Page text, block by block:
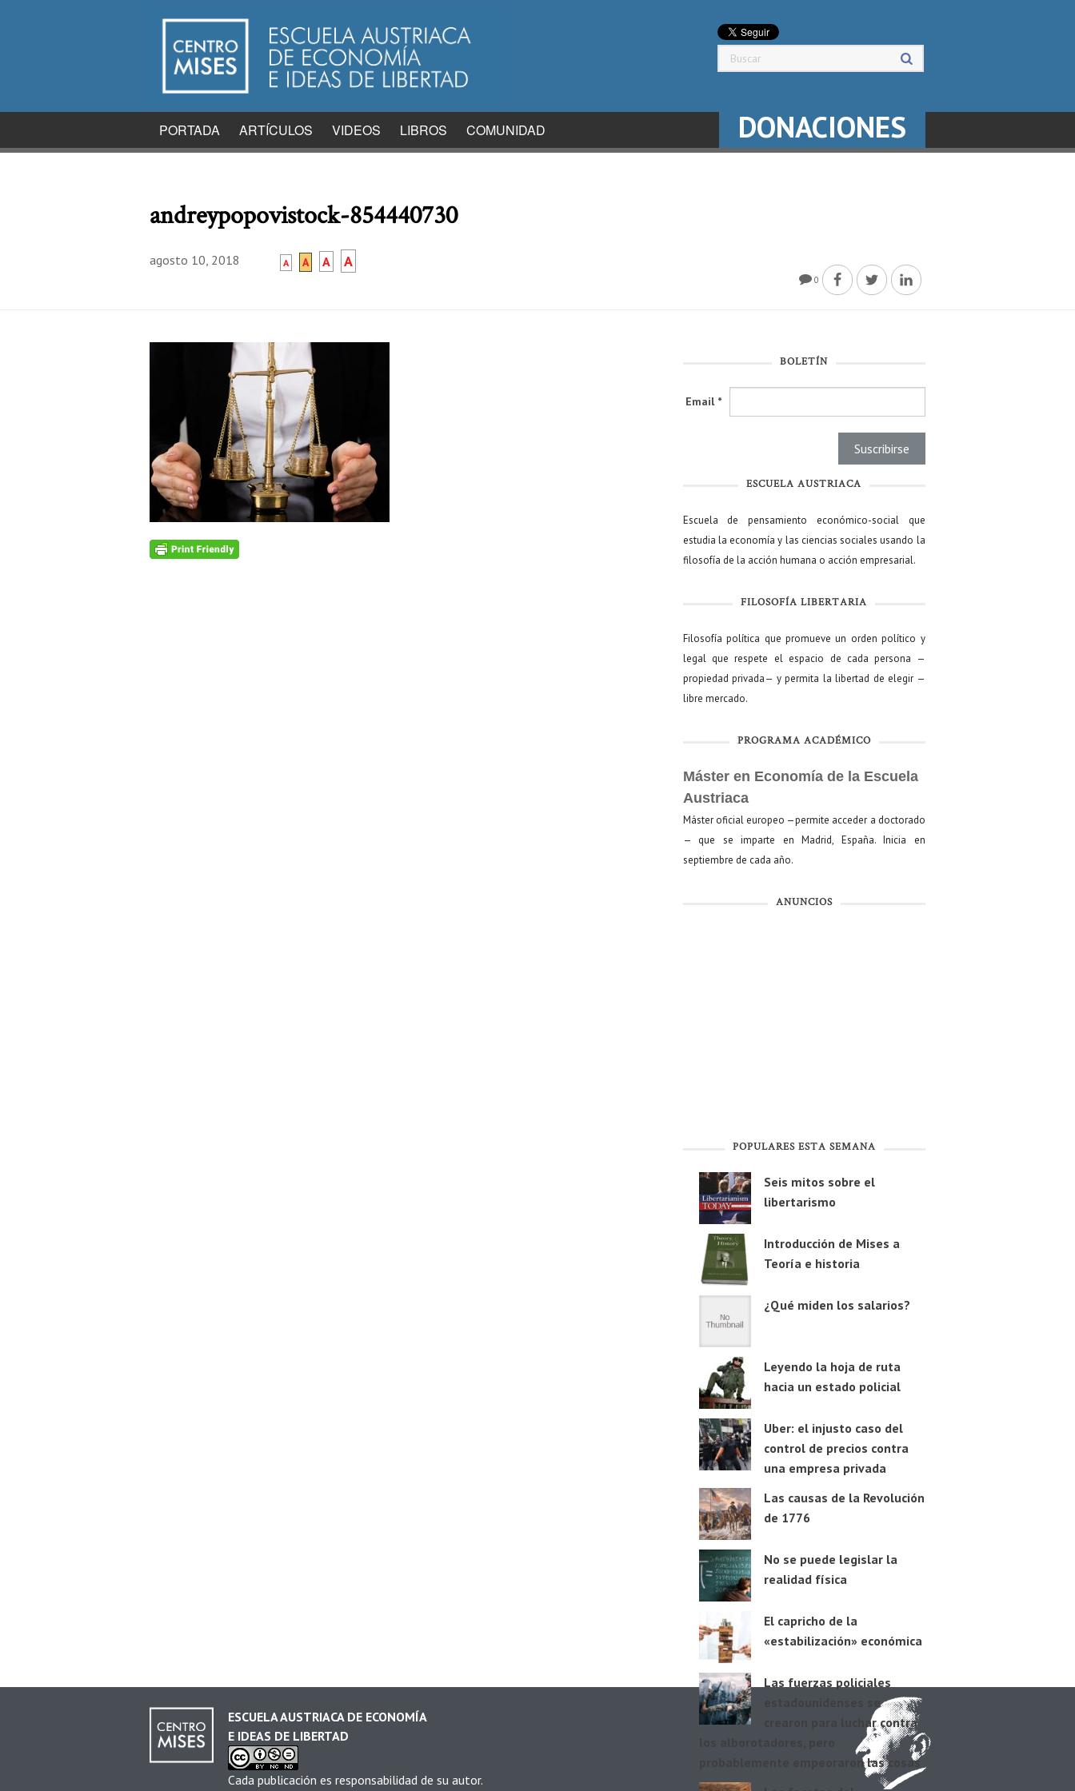
PORTADA ARTÍCULOS VIDEOS LIBROS COMUNIDAD DONACIONES
andreypopovistock-854440730
agosto 10, 2018 A A A A
0
BOLETÍN
Email *
ESCUELA AUSTRIACA
Escuela de pensamiento económico-social que
estudia la economía y las ciencias sociales usando la
filosofía de la acción humana o acción empresarial.
FILOSOFÍA LIBERTARIA
Filosofía política que promueve un orden político y
legal que respete el espacio de cada persona —
propiedad privada— y permita la libertad de elegir —
libre mercado.
PROGRAMA ACADÉMICO
Máster en Economía de la Escuela
Austriaca
Máster oficial europeo —permite acceder a doctorado
— que se imparte en Madrid, España. Inicia en
septiembre de cada año.
ANUNCIOS
POPULARES ESTA SEMANA
Seis mitos sobre el
libertarismo
Introducción de Mises a
Teoría e historia
¿Qué miden los salarios?
Leyendo la hoja de ruta
hacia un estado policial
Uber: el injusto caso del
control de precios contra
una empresa privada
Las causas de la Revolución
de 1776
No se puede legislar la
realidad física
El capricho de la
«estabilización» económica
Las fuerzas policiales
estadounidenses se
crearon para luchar contra
probablemente empeoraron las cosas
ESCUELA AUSTRIACA DE ECONOMÍA
E IDEAS DE LIBERTAD
Cada publicación es responsabilidad de su autor.